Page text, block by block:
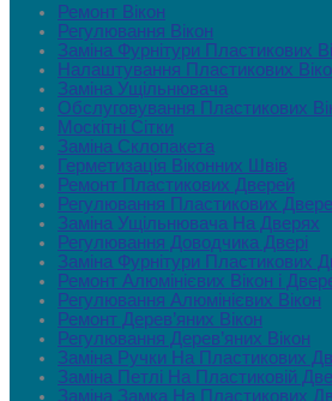
Ремонт Вікон
Регулювання Вікон
Заміна Фурнітури Пластикових
Налаштування Пластикових
Заміна Ущільнювача
Обслуговування Пластикових
Москітні Сітки
Заміна Склопакета
Герметизація Віконних Швів
Ремонт Пластикових Дверей
Регулювання Пластикових
Заміна Ущільнювача На Дверях
Регулювання Доводчика Двері
Заміна Фурнітури Пластикових
Ремонт Алюмінієвих Вікон і
Регулювання Алюмінієвих Вікон
Ремонт Дерев’яних Вікон
Регулювання Дерев’яних Вікон
Заміна Ручки На Пластикових
Заміна Петлі На Пластиковій
Заміна Замка На Пластикових